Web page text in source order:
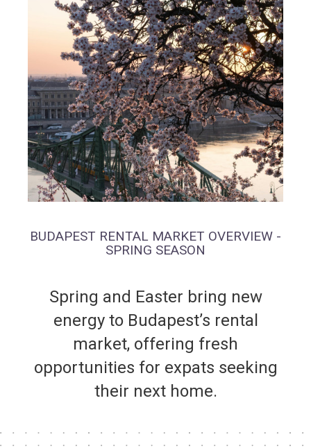
BUDAPEST RENTAL MARKET OVERVIEW -
SPRING SEASON
Spring and Easter bring new
energy to Budapest’s rental
market, offering fresh
opportunities for expats seeking
their next home.